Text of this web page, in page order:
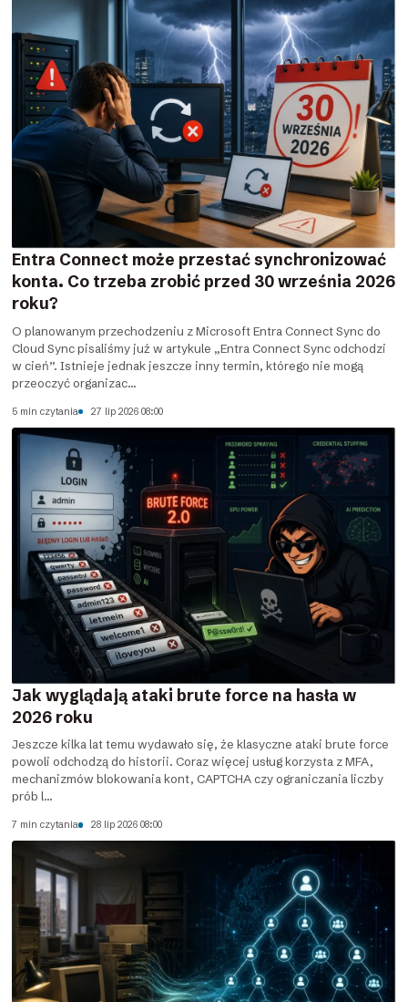
Entra Connect może przestać synchronizować
konta. Co trzeba zrobić przed 30 września 2026
roku?
O planowanym przechodzeniu z Microsoft Entra Connect Sync do
Cloud Sync pisaliśmy już w artykule „Entra Connect Sync odchodzi
w cień”. Istnieje jednak jeszcze inny termin, którego nie mogą
przeoczyć organizac...
5 min czytania 27 lip 2026 08:00
Jak wyglądają ataki brute force na hasła w
2026 roku
Jeszcze kilka lat temu wydawało się, że klasyczne ataki brute force
powoli odchodzą do historii. Coraz więcej usług korzysta z MFA,
mechanizmów blokowania kont, CAPTCHA czy ograniczania liczby
prób l...
7 min czytania 28 lip 2026 08:00